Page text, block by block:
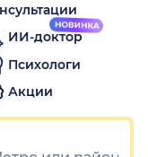
ИИ-доктор
Психологи
Акции